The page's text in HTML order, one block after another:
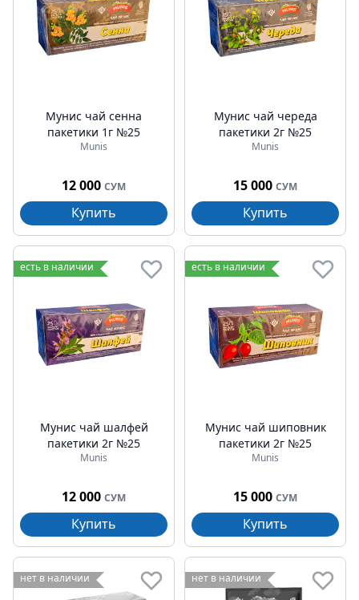
Мунис чай сенна
пакетики 1г №25
Munis
12 000 СУМ
Купить
Мунис чай череда
пакетики 2г №25
Munis
15 000 СУМ
Купить
есть в наличии
Мунис чай шалфей
пакетики 2г №25
Munis
12 000 СУМ
Купить
есть в наличии
Мунис чай шиповник
пакетики 2г №25
Munis
15 000 СУМ
Купить
нет в наличии нет в наличии